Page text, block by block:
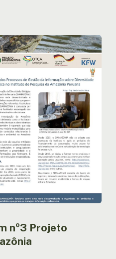
nº3 Projeto